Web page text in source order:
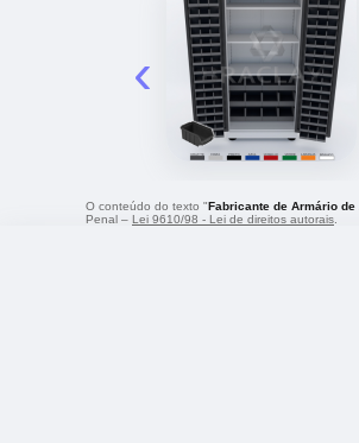
‹
O conteúdo do texto "Fabricante de Armário
Penal – Lei 9610/98 - Lei de direitos autorais.